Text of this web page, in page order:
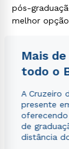
pós-
melhor
Mais
todo o
A Cruzeiro
presente
de
distância